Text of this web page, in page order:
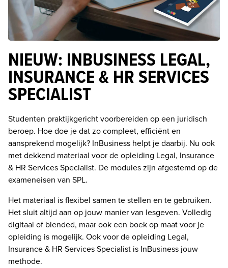
NIEUW: INBUSINESS LEGAL,
INSURANCE & HR SERVICES
SPECIALIST
Studenten praktijkgericht voorbereiden op een juridisch
beroep. Hoe doe je dat zo compleet, efficiënt en
aansprekend mogelijk? InBusiness helpt je daarbij. Nu ook
met dekkend materiaal voor de opleiding Legal, Insurance
& HR Services Specialist. De modules zijn afgestemd op de
exameneisen van SPL.
Het materiaal is flexibel samen te stellen en te gebruiken.
Het sluit altijd aan op jouw manier van lesgeven. Volledig
digitaal of blended, maar ook een boek op maat voor je
opleiding is mogelijk. Ook voor de opleiding Legal,
Insurance & HR Services Specialist is InBusiness jouw
methode.